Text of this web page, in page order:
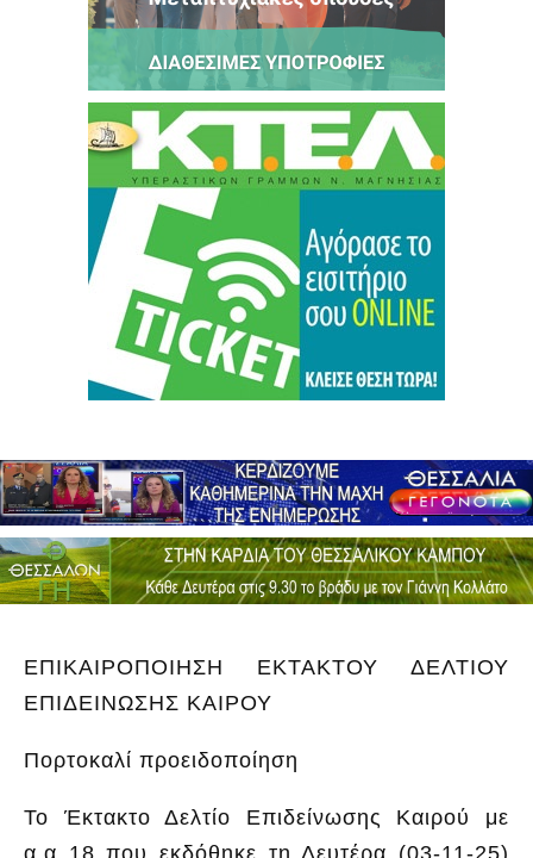
ΕΠΙΚΑΙΡΟΠΟΙΗΣΗ ΕΚΤΑΚΤΟΥ ΔΕΛΤΙΟΥ
ΕΠΙΔΕΙΝΩΣΗΣ ΚΑΙΡΟΥ
Πορτοκαλί προειδοποίηση
Το Έκτακτο Δελτίο Επιδείνωσης Καιρού με
α.α 18 που εκδόθηκε τη Δευτέρα (03-11-25)